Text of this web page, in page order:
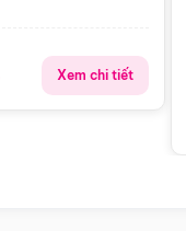
Xem chi tiết